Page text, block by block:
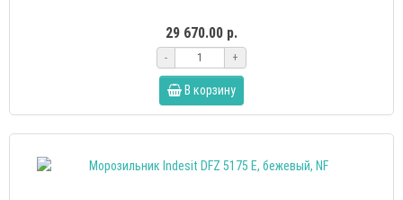
29 670.00 р.
- +
В корзину